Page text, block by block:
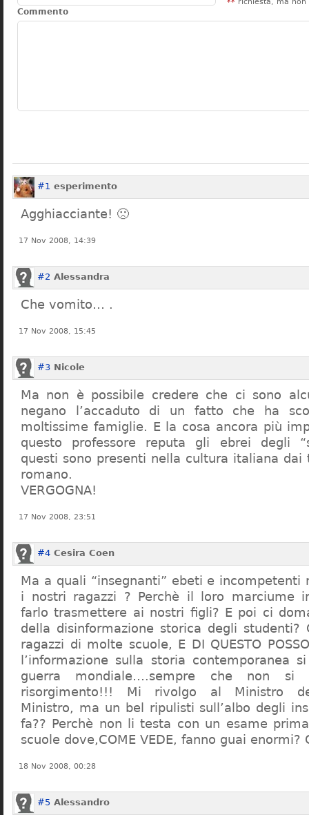
Commento
#1 esperimento
Agghiacciante! 🙁
17 Nov 2008, 14:39
#2 Alessandra
Che vomito… .
17 Nov 2008, 15:45
#3 Nicole
Ma non è possibile credere che ci sono
negano l’accaduto di un fatto che ha
moltissime famiglie. E la cosa ancora più
questo professore reputa gli ebrei degli
questi sono presenti nella cultura italiana dai
romano.
VERGOGNA!
17 Nov 2008, 23:51
#4 Cesira Coen
Ma a quali “insegnanti” ebeti e
i nostri ragazzi ? Perchè il loro marciume
farlo trasmettere ai nostri figli? E poi ci
della disinformazione storica degli
ragazzi di molte scuole, E DI QUESTO POSSO
l’informazione sulla storia contemporanea
guerra mondiale….sempre che non
risorgimento!!! Mi rivolgo al Ministro
Ministro, ma un bel ripulisti sull’albo degli
fa?? Perchè non li testa con un esame
scuole dove,COME VEDE, fanno guai enormi?
18 Nov 2008, 00:28
#5 Alessandro